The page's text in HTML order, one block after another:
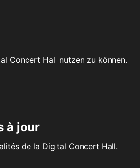
Concert Hall nutzen zu können.
à jour
de la Digital Concert Hall.